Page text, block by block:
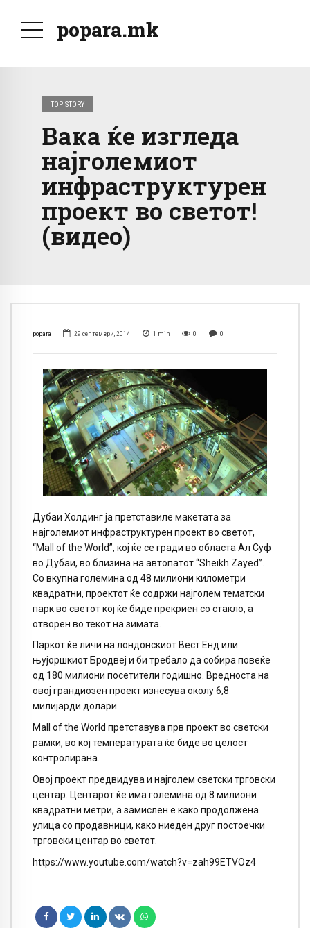
popara.mk
TOP STORY
Вака ќе изгледа
најголемиот
инфраструктурен
проект во светот!
(видео)
popara 29 септември, 2014 1 min 0 0
Дубаи Холдинг ја претставиле макетата за
најголемиот инфраструктурен проект во светот,
“Mall of the World”, кој ќе се гради во областа Ал Суф
во Дубаи, во близина на автопатот “Sheikh Zayed”.
Со вкупна големина од 48 милиони километри
квадратни, проектот ќе содржи најголем тематски
парк во светот кој ќе биде прекриен со стакло, а
отворен во текот на зимата.
Паркот ќе личи на лондонскиот Вест Енд или
њујоршкиот Бродвеј и би требало да собира повеќе
од 180 милиони посетители годишно. Вредноста на
овој грандиозен проект изнесува околу 6,8
милијарди долари.
Mall of the World претставува прв проект во светски
рамки, во кој температурата ќе биде во целост
контролирана.
Овој проект предвидува и најголем светски трговски
центар. Центарот ќе има големина од 8 милиони
квадратни метри, а замислен е како продолжена
улица со продавници, како ниеден друг постоечки
трговски центар во светот.
https://www.youtube.com/watch?v=zah99ETVOz4